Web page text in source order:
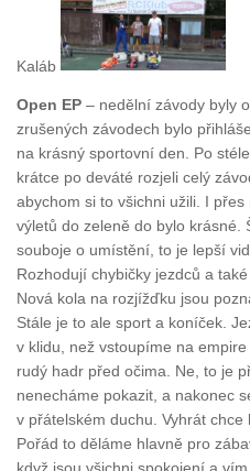
Kaláb
Open EP – nedělní závody byly
zrušených závodech bylo
na krásný sportovní den. Po
krátce po deváté rozjeli celý
abychom si to všichni užili. I
výletů do zeleně do bylo krásné.
souboje o umístění, to je lepší
Rozhodují chybičky jezdců a
Nová kola na rozjížďku jsou
Stále je to ale sport a koníček.
v klidu, než vstoupíme na
rudý hadr před očima. Ne, to je
nenecháme pokazit, a nakonec
v přátelském duchu. Vyhrát
Pořád to děláme hlavně pro